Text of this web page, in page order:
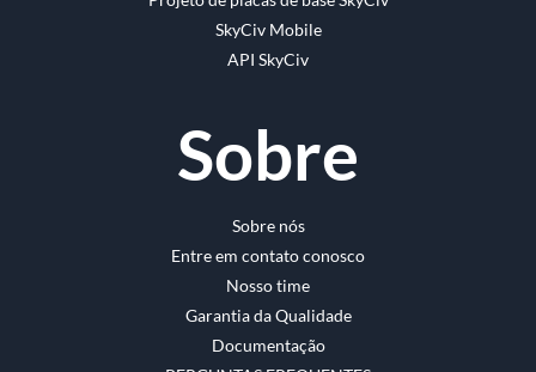
SkyCiv Mobile
API SkyCiv
Sobre
Sobre nós
Entre em contato conosco
Nosso time
Garantia da Qualidade
Documentação